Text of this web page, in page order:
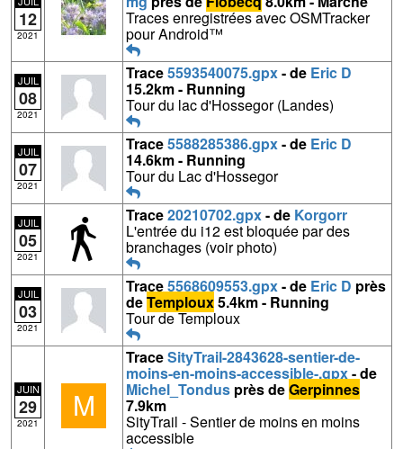
12
2021
Traces enregistrées avec OSMTracker
pour Android™
JUIL
08
2021
Trace5593540075.gpx- de Eric D
15.2km - Running
Tour du lac d'Hossegor (Landes)
JUIL
07
2021
Trace5588285386.gpx- de Eric D
14.6km - Running
Tour du Lac d'Hossegor
JUIL
05
2021
Trace20210702.gpx- de Korgorr
L'entrée du i12 est bloquée par des
branchages (voir photo)
JUIL
03
2021
Trace5568609553.gpx- de Eric D près
deTemploux5.4km - Running
Tour de Temploux
JUIN
29
2021 M
TraceSityTrail-2843628-sentier-de-
moins-en-moins-accessible-.gpx- de
Michel_Tondus près deGerpinnes
7.9km
SityTrail - Sentier de moins en moins
accessible